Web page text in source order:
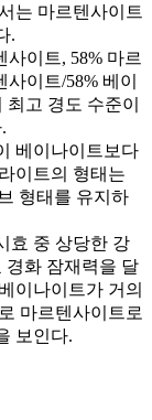
는 마르텐사이트
.
사이트, 58% 마르
이트/58% 베이
고 경도 수준이
베이나이트보다
이트의 형태는
형태를 유지하
효 중 상당한 강
경화 잠재력을 달
이나이트가 거의
마르텐사이트로
보인다.